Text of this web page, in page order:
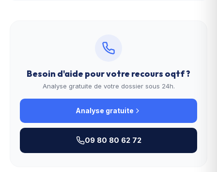
Besoin d'aide pour votre recours oqtf?
Analyse gratuite de votre dossier sous 24h.
Analyse gratuite
09 80 80 62 72